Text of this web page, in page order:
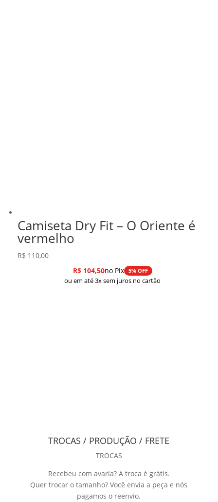
Camiseta Dry Fit – O Oriente é
vermelho
R$ 110,00
R$104,50no Pix 5% OFF
ou em até 3x sem juros no cartão
TROCAS / PRODUÇÃO / FRETE
TROCAS
Recebeu com avaria? A troca é grátis.
Quer trocar o tamanho? Você envia a peça e nós
pagamos o reenvio.